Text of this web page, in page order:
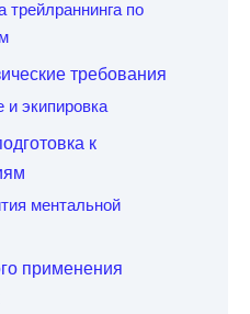
трейлраннинга по
требования
экипировка
к
ментальной
применения